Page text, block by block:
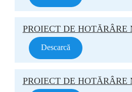
PROIECT DE HOTĂRÂRE
Descarcă
PROIECT DE HOTĂRÂRE